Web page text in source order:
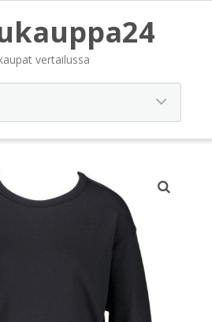
vertailussa